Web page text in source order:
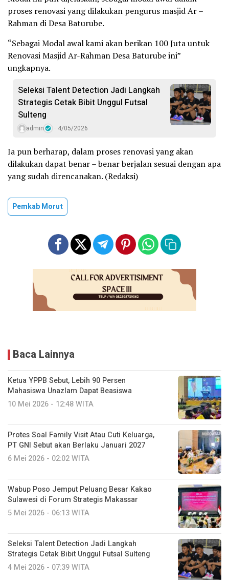
proses renovasi yang dilakukan pengurus masjid Ar –
Rahman di Desa Baturube.
“Sebagai Modal awal kami akan berikan 100 Juta untuk
Renovasi Masjid Ar-Rahman Desa Baturube ini”
ungkapnya.
Seleksi Talent Detection Jadi Langkah
Strategis Cetak Bibit Unggul Futsal
Sulteng
admin 4/05/2026
Ia pun berharap, dalam proses renovasi yang akan
dilakukan dapat benar – benar berjalan sesuai dengan apa
yang sudah direncanakan. (Redaksi)
Pemkab Morut
Baca Lainnya
Ketua YPPB Sebut, Lebih 90 Persen
Mahasiswa Unazlam Dapat Beasiswa
10 Mei 2026 - 12:48 WITA
Protes Soal Family Visit Atau Cuti Keluarga,
PT GNI Sebut akan Berlaku Januari 2027
6 Mei 2026 - 02:02 WITA
Wabup Poso Jemput Peluang Besar Kakao
Sulawesi di Forum Strategis Makassar
5 Mei 2026 - 06:13 WITA
Seleksi Talent Detection Jadi Langkah
Strategis Cetak Bibit Unggul Futsal Sulteng
4 Mei 2026 - 07:39 WITA